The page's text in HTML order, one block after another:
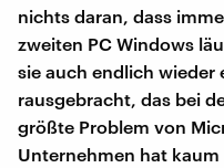
nichts daran, dass
zweiten PC Windows
sie auch endlich wieder
rausgebracht, das bei
größte Problem von
Unternehmen hat